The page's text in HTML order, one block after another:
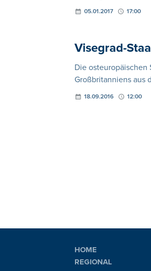
05.01.2017 17:00
Visegrad-
Die
Großbritanniens aus
18.09.2016 12:00
HOME
REGIONAL